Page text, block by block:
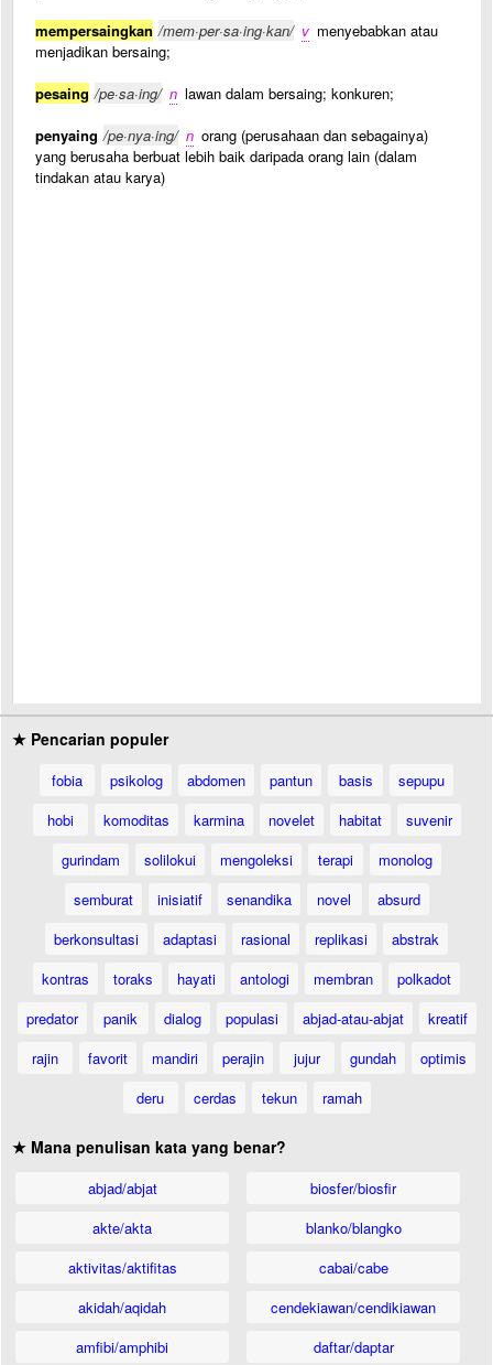
mempersaingkan /mem·per·sa·ing·kan/ v menyebabkan atau
menjadikan bersaing;
pesaing /pe·sa·ing/ n lawan dalam bersaing; konkuren;
penyaing /pe·nya·ing/ n orang (perusahaan dan sebagainya)
yang berusaha berbuat lebih baik daripada orang lain (dalam
tindakan atau karya)
★ Pencarian populer
fobia psikolog abdomen pantun basis
sepupu
hobi
komoditas karmina novelet habitat
suvenir
gurindam
solilokui mengoleksi terapi
monolog
semburat
inisiatif senandika novel
absurd
berkonsultasi
adaptasi rasional replikasi
abstrak
kontras
toraks hayati antologi membran
polkadot
predator
panik dialog populasi abjad-atau-abjat
kreatif
rajin
favorit mandiri perajin jujur gundah
optimis
deru
cerdas tekun ramah
★ Mana penulisan kata yang benar?
abjad/abjat
akte/akta
aktivitas/aktifitas
akidah/aqidah
amfibi/amphibi
biosfer/biosfir
blanko/blangko
cabai/cabe
cendekiawan/cendikiawan
daftar/daptar